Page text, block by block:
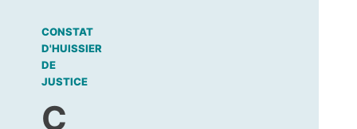
CONSTAT
D'HUISSIER
DE
JUSTICE
C